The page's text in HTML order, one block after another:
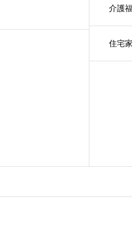
介護
住宅